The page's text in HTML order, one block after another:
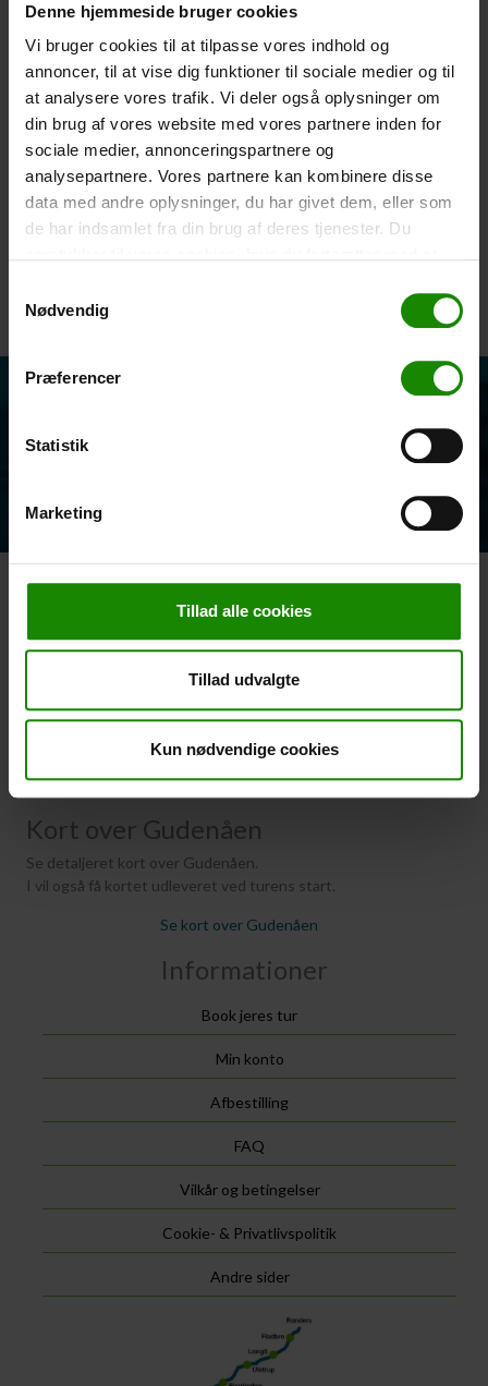
Denne hjemmeside bruger cookies
Vi bruger cookies til at tilpasse vores indhold og
annoncer, til at vise dig funktioner til sociale medier og til
at analysere vores trafik. Vi deler også oplysninger om
din brug af vores website med vores partnere inden for
sociale medier, annonceringspartnere og
analysepartnere. Vores partnere kan kombinere disse
data med andre oplysninger, du har givet dem, eller som
de har indsamlet fra din brug af deres tjenester. Du
Nødvendig
Præferencer
Statistik
Marketing
Tillad alle cookies
Tillad udvalgte
Kun nødvendige cookies
Har I spørgsmål? Vi står altid klar til at hjælpe jer. Send os en mail
eller ring til os.
Silkeborg Kanocenter
Østergade 36, 8600 Silkeborg
Tlf: +45 86 80 30 03
info@silkeborgkanocenter.dk
CVR nr.: 26469988
Kort over Gudenåen
Se detaljeret kort over Gudenåen.
I vil også få kortet udleveret ved turens start.
Se kort over Gudenåen
Informationer
Book jeres tur
Min konto
Afbestilling
FAQ
Vilkår og betingelser
Cookie- & Privatlivspolitik
Andre sider